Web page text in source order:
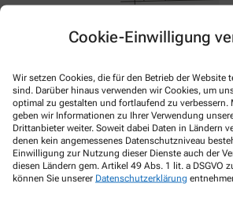
Cookie-Einwilligung
Wir setzen Cookies, die für den Betrieb der Website
sind. Darüber hinaus verwenden wir Cookies, um
optimal zu gestalten und fortlaufend zu verbessern.
geben wir Informationen zu Ihrer Verwendung
Drittanbieter weiter. Soweit dabei Daten in Ländern
denen kein angemessenes Datenschutzniveau
Einwilligung zur Nutzung dieser Dienste auch der
diesen Ländern gem. Artikel 49 Abs. 1 lit. a DSGVO
können Sie unserer Datenschutzerklärung
Hier gibt es aktuell nichts Neues.